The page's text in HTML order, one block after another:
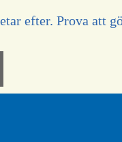
efter. Prova att